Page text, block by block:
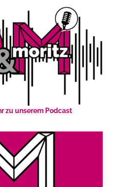
zu unserem Podcast